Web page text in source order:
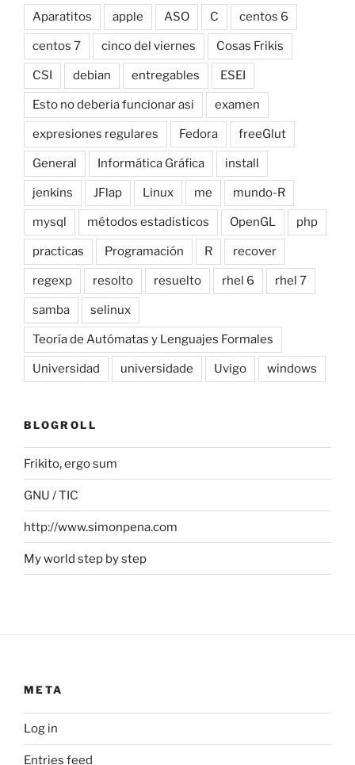
Aparatitos apple ASO C centos 6
centos 7 cinco del viernes Cosas Frikis
CSI debian entregables ESEI
Esto no deberia funcionar asi examen
expresiones regulares Fedora freeGlut
General Informática Gráfica install
jenkins JFlap Linux me mundo-R
mysql métodos estadisticos OpenGL php
practicas Programación R recover
regexp resolto resuelto rhel 6 rhel 7
samba selinux
Teoría de Autómatas y Lenguajes Formales
Universidad universidade Uvigo windows
BLOGROLL
Frikito, ergo sum
GNU / TIC
http://www.simonpena.com
My world step by step
META
Log in
Entries feed